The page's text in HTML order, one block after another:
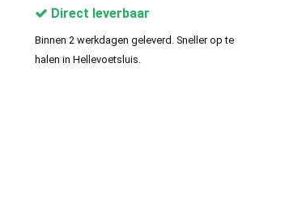
Direct leverbaar
Binnen 2 werkdagen geleverd. Sneller op te
halen in Hellevoetsluis.